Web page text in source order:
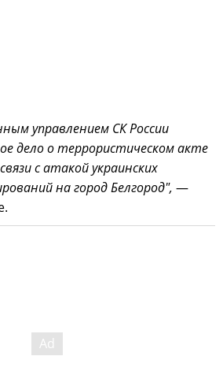
управлением СК России
дело о террористическом акте
с атакой украинских
на город Белгород", —